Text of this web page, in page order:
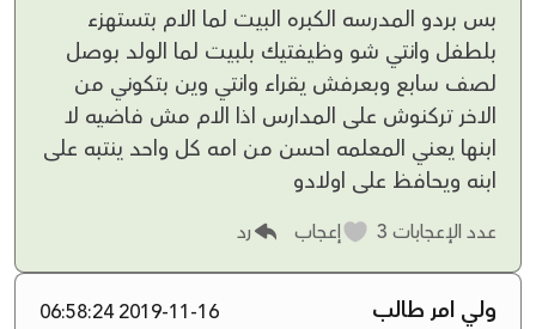
بس بردو المدرسه الكبره البيت لما الام بتستهزء
بلطفل وانتي شو وظيفتيك بلبيت لما الولد بوصل
لصف سابع وبعرفش يقراء وانتي وين بتكوني من
الاخر تركنوش على المدارس اذا الام مش فاضيه لا
ابنها يعني المعلمه احسن من امه كل واحد ينتبه على
ابنه ويحافظ على اولادو
عدد الإعجابات إعجاب رد
ولي امر طالب 2019-11-16 06:58:24